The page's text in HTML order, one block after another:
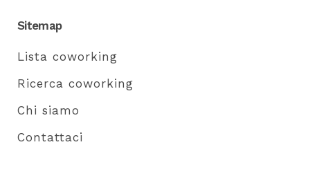
Sitemap
Lista coworking
Ricerca coworking
Chi siamo
Contattaci